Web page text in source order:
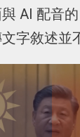
AI 配音的
字敘述並